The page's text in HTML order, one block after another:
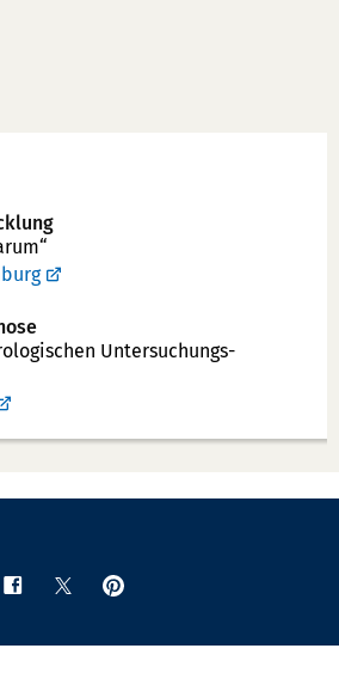
Unter­suchungs­
Teilen TeilenAnpinnen